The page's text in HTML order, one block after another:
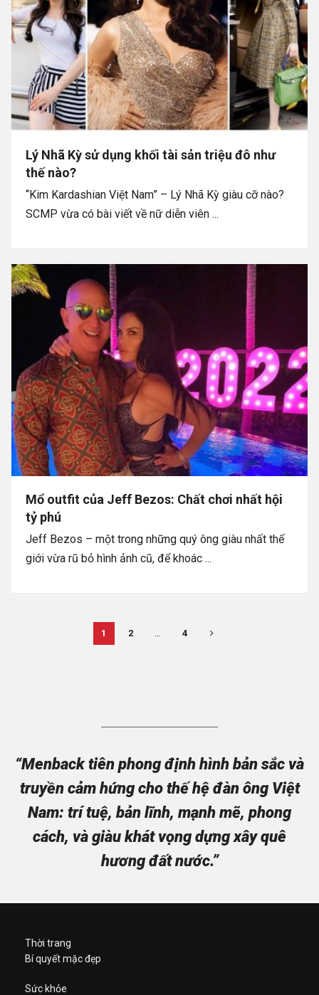
Lý Nhã Kỳ sử dụng khối tài sản triệu đô như
thế nào?
“Kim Kardashian Việt Nam” – Lý Nhã Kỳ giàu cỡ nào?
SCMP vừa có bài viết về nữ diễn viên ...
Mổ outfit của Jeff Bezos: Chất chơi nhất hội
tỷ phú
Jeff Bezos – một trong những quý ông giàu nhất thế
giới vừa rũ bỏ hình ảnh cũ, để khoác ...
1 2 4
“Menback tiên phong định hình bản sắc và
truyền cảm hứng cho thế hệ đàn ông Việt
Nam: trí tuệ, bản lĩnh, mạnh mẽ, phong
cách, và giàu khát vọng dựng xây quê
hương đất nước.”
Thời trang
Bí quyết mặc đẹp
Sức khỏe